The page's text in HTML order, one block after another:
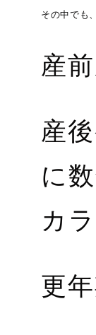
その中でも
産
産
に
カ
更